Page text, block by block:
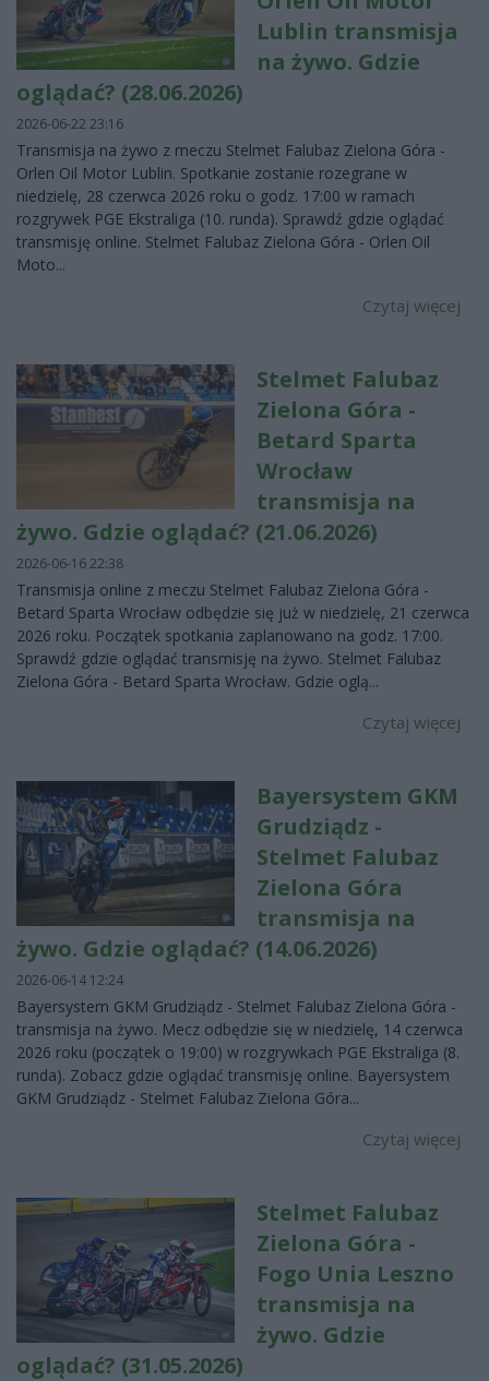
Lublin transmisja
na żywo. Gdzie
oglądać? (28.06.2026)
2026-06-22 23:16
Transmisja na żywo z meczu Stelmet Falubaz Zielona Góra -
Orlen Oil Motor Lublin. Spotkanie zostanie rozegrane w
niedzielę, 28 czerwca 2026 roku o godz. 17:00 w ramach
rozgrywek PGE Ekstraliga (10. runda). Sprawdź gdzie oglądać
transmisję online. Stelmet Falubaz Zielona Góra - Orlen Oil
Moto...
Czytaj więcej
Stelmet Falubaz
Zielona Góra -
Betard Sparta
Wrocław
transmisja na
żywo. Gdzie oglądać? (21.06.2026)
2026-06-16 22:38
Transmisja online z meczu Stelmet Falubaz Zielona Góra -
Betard Sparta Wrocław odbędzie się już w niedzielę, 21 czerwca
2026 roku. Początek spotkania zaplanowano na godz. 17:00.
Sprawdź gdzie oglądać transmisję na żywo. Stelmet Falubaz
Zielona Góra - Betard Sparta Wrocław. Gdzie oglą...
Czytaj więcej
Bayersystem GKM
Grudziądz -
Stelmet Falubaz
Zielona Góra
transmisja na
żywo. Gdzie oglądać? (14.06.2026)
2026-06-14 12:24
Bayersystem GKM Grudziądz - Stelmet Falubaz Zielona Góra -
transmisja na żywo. Mecz odbędzie się w niedzielę, 14 czerwca
2026 roku (początek o 19:00) w rozgrywkach PGE Ekstraliga (8.
runda). Zobacz gdzie oglądać transmisję online. Bayersystem
GKM Grudziądz - Stelmet Falubaz Zielona Góra...
Czytaj więcej
Stelmet Falubaz
Zielona Góra -
Fogo Unia Leszno
transmisja na
żywo. Gdzie
oglądać? (31.05.2026)